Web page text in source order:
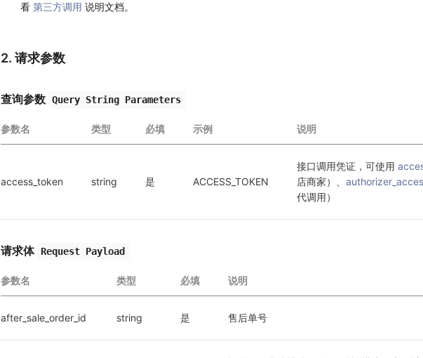
看 第三方调用 说明文档。
2. 请求参数
查询参数 Query String Parameters
参数名 类型 必填 示例 说明
access_token string 是 ACCESS_TOKEN
接口调用凭证，可使用
店商家）、
代调用）
请求体 Request Payload
参数名 类型 必填 说明
after_sale_order_id string 是 售后单号